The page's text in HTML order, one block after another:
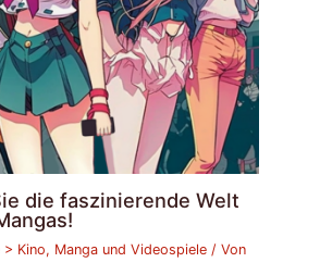
die faszinierende Welt
> Kino, Manga und Videospiele / Von